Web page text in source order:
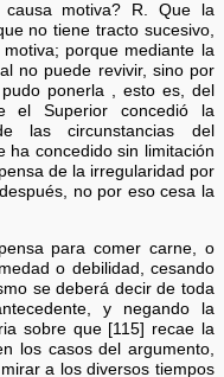
motiva? R. Que la
no tiene tracto sucesivo,
porque mediante la
no puede revivir, sino por
ponerla , esto es, del
el Superior concedió la
las circunstancias del
ha concedido sin limitación
de la irregularidad por
no por eso cesa la
para comer carne, o
o debilidad, cesando
se deberá decir de toda
y negando la
sobre que [115] recae la
los casos del argumento,
a los diversos tiempos